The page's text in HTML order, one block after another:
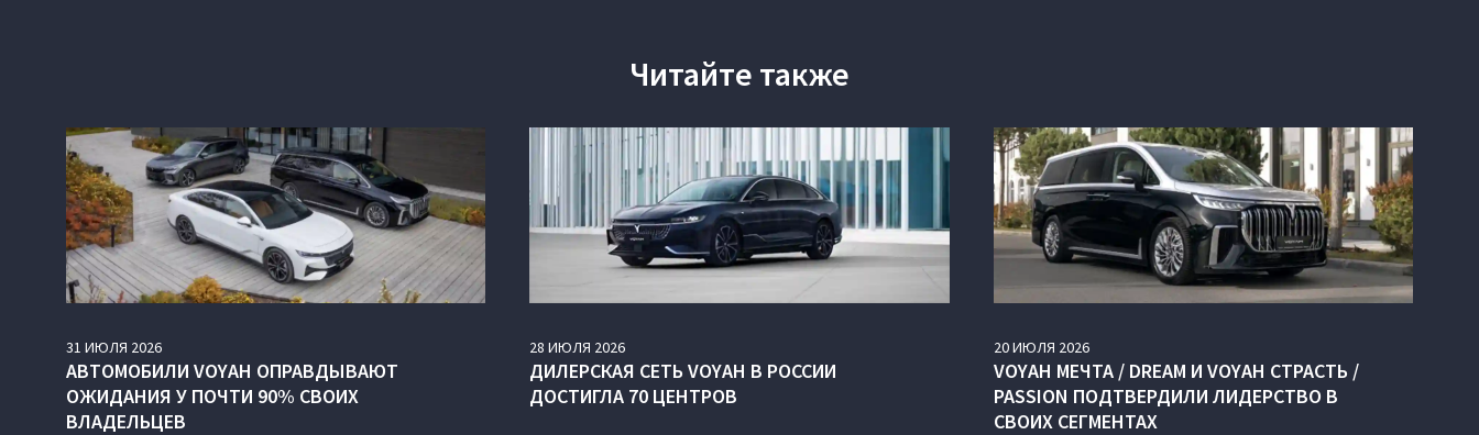
Читайте также
31 ИЮЛЯ 2026
АВТОМОБИЛИ VOYAH ОПРАВДЫВАЮТ
ОЖИДАНИЯ У ПОЧТИ 90% СВОИХ
ВЛАДЕЛЬЦЕВ
28 ИЮЛЯ 2026
ДИЛЕРСКАЯ СЕТЬ VOYAH В РОССИИ
ДОСТИГЛА 70 ЦЕНТРОВ
20ИЮЛЯ 2026
VOYAH МЕЧТА / DREAM И VOYAH СТРАСТЬ /
PASSION ПОДТВЕРДИЛИ ЛИДЕРСТВО В
СВОИХ СЕГМЕНТАХ